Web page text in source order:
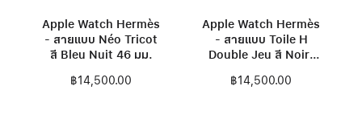
Apple Watch Hermès
- สายแบบ Néo Tricot
สี Bleu Nuit 46 มม.
฿14,500.00
Apple Watch Hermès
- สายแบบ Toile H
Double Jeu สี Noir/
฿14,500.00